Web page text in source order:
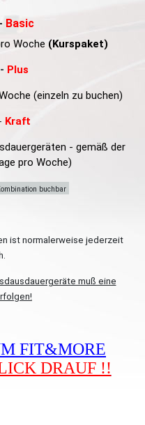
Basic
Woche (Kurspaket)
Plus
(einzeln zu buchen)
Kraft
- gemäß der
pro Woche)
buchbar
ist normalerweise jederzeit
muß eine
FIT&MORE
DRAUF !!